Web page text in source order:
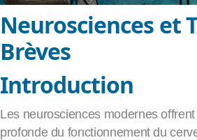
Neurosciences et
Brèves
Introduction
Les neurosciences modernes
profonde du fonctionnement du
EMDR
Apprendre la pleine conscience
Méditation